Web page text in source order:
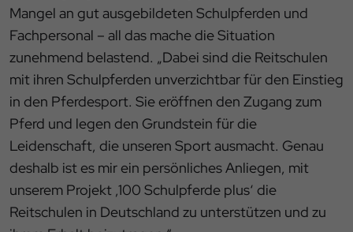
Mangel an gut ausgebildeten Schulpferden und
Fachpersonal – all das mache die Situation
zunehmend belastend. „Dabei sind die Reitschulen
mit ihren Schulpferden unverzichtbar für den Einstieg
in den Pferdesport. Sie eröffnen den Zugang zum
Pferd und legen den Grundstein für die
Leidenschaft, die unseren Sport ausmacht. Genau
deshalb ist es mir ein persönliches Anliegen, mit
unserem Projekt ‚100 Schulpferde plus‘ die
Reitschulen in Deutschland zu unterstützen und zu